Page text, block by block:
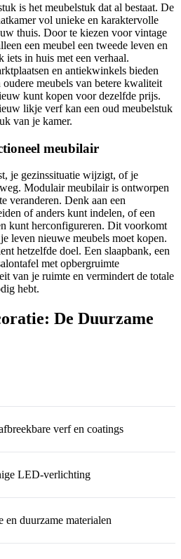
is het meubelstuk dat al bestaat. De
vol unieke en karaktervolle
thuis. Door te kiezen voor vintage
een meubel een tweede leven en
in huis met een verhaal.
en antiekwinkels bieden
meubels van betere kwaliteit
kunt kopen voor dezelfde prijs.
likje verf kan een oud meubelstuk
van je kamer.
meubilair
je gezinssituatie wijzigt, of je
Modulair meubilair is ontworpen
veranderen. Denk aan een
of anders kunt indelen, of een
kunt herconfigureren. Dit voorkomt
leven nieuwe meubels moet kopen.
hetzelfde doel. Een slaapbank, een
met opbergruimte
van je ruimte en vermindert de totale
hebt.
De Duurzame
verf en coatings
LED-verlichting
en duurzame materialen